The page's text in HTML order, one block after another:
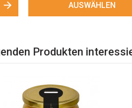
AUSWÄHLEN
Produkten